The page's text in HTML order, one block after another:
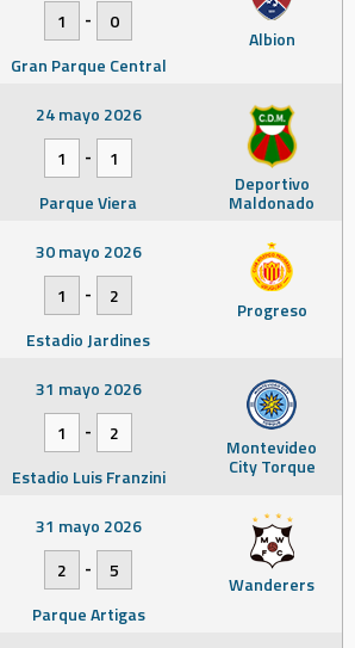
Albion
1
-
0
Gran Parque Central
Deportivo
Maldonado
24 mayo 2026
1
-
1
Parque Viera
Progreso
30 mayo 2026
1
-
2
Estadio Jardines
Montevideo
City Torque
31 mayo 2026
1
-
2
Estadio Luis Franzini
Wanderers
31 mayo 2026
2
-
5
Parque Artigas